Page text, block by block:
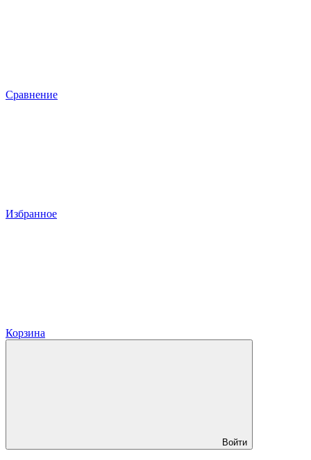
Сравнение
Избранное
Корзина
Войти